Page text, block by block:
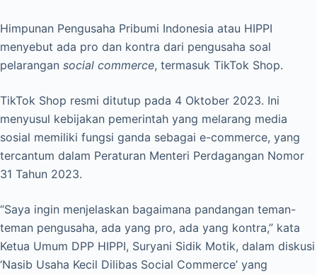
Himpunan Pengusaha Pribumi Indonesia atau HIPPI
menyebut ada pro dan kontra dari pengusaha soal
pelarangan social commerce, termasuk TikTok Shop.
TikTok Shop resmi ditutup pada 4 Oktober 2023. Ini
menyusul kebijakan pemerintah yang melarang media
sosial memiliki fungsi ganda sebagai e-commerce, yang
tercantum dalam Peraturan Menteri Perdagangan Nomor
31 Tahun 2023.
“Saya ingin menjelaskan bagaimana pandangan teman-
teman pengusaha, ada yang pro, ada yang kontra,” kata
Ketua Umum DPP HIPPI, Suryani Sidik Motik, dalam diskusi
‘Nasib Usaha Kecil Dilibas Social Commerce’ yang